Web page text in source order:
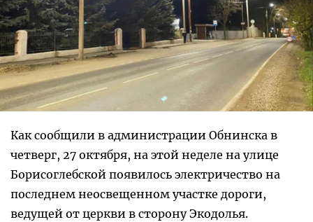
Как сообщили в администрации Обнинска в
четверг, 27 октября, на этой неделе на улице
Борисоглебской появилось электричество на
последнем неосвещенном участке дороги,
ведущей от церкви в сторону Экодолья.